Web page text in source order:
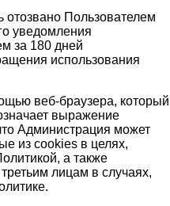
отозвано Пользователем
уведомления
за 180 дней
использования
веб-браузера, который
выражение
Администрация может
из cookies в целях,
а также
лицам в случаях,